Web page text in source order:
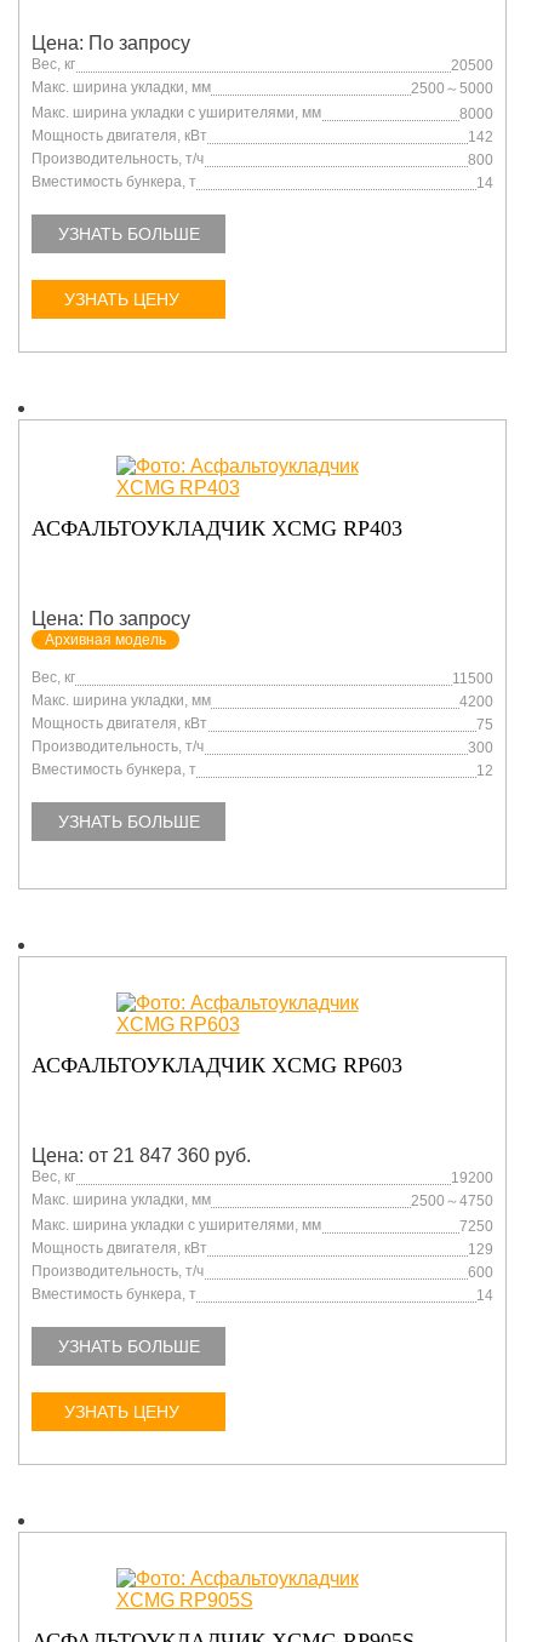
Цена: По запросу
Вес, кг
20500
Макс. ширина укладки, мм
2500～5000
Макс. ширина укладки с уширителями, мм
8000
Мощность двигателя, кВт
142
Производительность, т/ч
800
Вместимость бункера, т
14
УЗНАТЬ БОЛЬШЕ
УЗНАТЬ ЦЕНУ
АСФАЛЬТОУКЛАДЧИК XCMG RP403
Цена: По запросу
Архивная модель
Вес, кг
11500
Макс. ширина укладки, мм
4200
Мощность двигателя, кВт
75
Производительность, т/ч
300
Вместимость бункера, т
12
УЗНАТЬ БОЛЬШЕ
АСФАЛЬТОУКЛАДЧИК XCMG RP603
Цена: от 21 847 360 руб.
Вес, кг
19200
Макс. ширина укладки, мм
2500～4750
Макс. ширина укладки с уширителями, мм
7250
Мощность двигателя, кВт
129
Производительность, т/ч
600
Вместимость бункера, т
14
УЗНАТЬ БОЛЬШЕ
УЗНАТЬ ЦЕНУ